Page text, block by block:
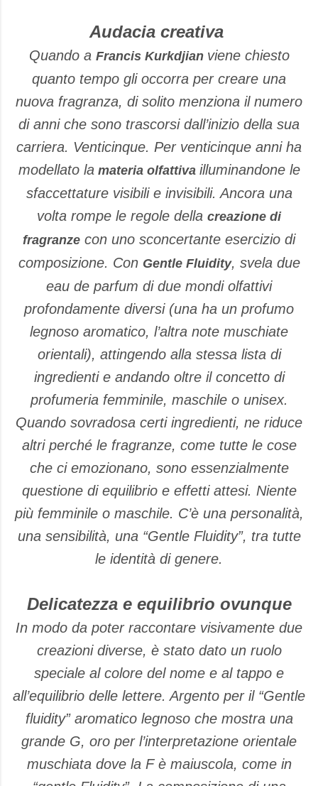
Audacia creativa
Quando a Francis Kurkdjian viene chiesto
quanto tempo gli occorra per creare una
nuova fragranza, di solito menziona il numero
di anni che sono trascorsi dall’inizio della sua
carriera. Venticinque. Per venticinque anni ha
modellato lamateria olfattiva illuminandone le
sfaccettature visibili e invisibili. Ancora una
volta rompe le regole della creazione di
fragranze con uno sconcertante esercizio di
composizione. Con Gentle Fluidity, svela due
eau de parfum di due mondi olfattivi
profondamente diversi (una ha un profumo
legnoso aromatico, l’altra note muschiate
orientali), attingendo alla stessa lista di
ingredienti e andando oltre il concetto di
profumeria femminile, maschile o unisex.
Quando sovradosa certi ingredienti, ne riduce
altri perché le fragranze, come tutte le cose
che ci emozionano, sono essenzialmente
questione di equilibrio e effetti attesi. Niente
più femminile o maschile. C’è una personalità,
una sensibilità, una “Gentle Fluidity”, tra tutte
le identità di genere.
Delicatezza e equilibrio ovunque
In modo da poter raccontare visivamente due
creazioni diverse, è stato dato un ruolo
speciale al colore del nome e al tappo e
all’equilibrio delle lettere. Argento per il “Gentle
fluidity” aromatico legnoso che mostra una
grande G, oro per l’interpretazione orientale
muschiata dove la F è maiuscola, come in